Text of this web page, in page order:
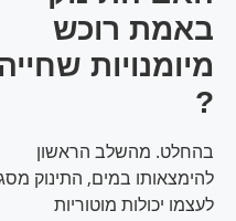
באמת רוכש
מיומנויות שחייה
?
בהחלט. מהשלב הראשון
להימצאותו במים, התינוק מסגל
לעצמו יכולות מוטוריות